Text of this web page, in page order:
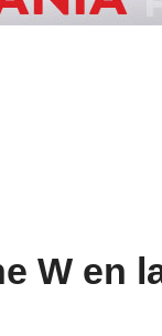
W en